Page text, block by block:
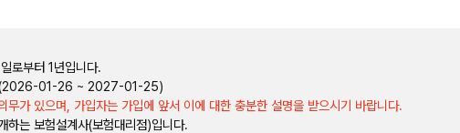
로부터 1년입니다.
(2026-01-26 ~ 2027-01-25)
가 있으며, 가입자는 가입에 앞서 이에 대한 충분한 설명을 받으시기 바랍니다.
하는 보험설계사(보험대리점)입니다.